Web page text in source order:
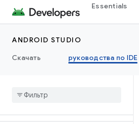
Essentials
ANDROID STUDIO
Скачать
руководства по IDE